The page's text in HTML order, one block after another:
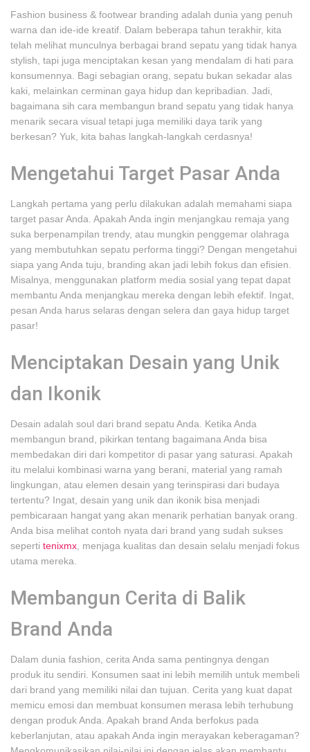
Fashion business & footwear branding adalah dunia yang penuh
warna dan ide-ide kreatif. Dalam beberapa tahun terakhir, kita
telah melihat munculnya berbagai brand sepatu yang tidak hanya
stylish, tapi juga menciptakan kesan yang mendalam di hati para
konsumennya. Bagi sebagian orang, sepatu bukan sekadar alas
kaki, melainkan cerminan gaya hidup dan kepribadian. Jadi,
bagaimana sih cara membangun brand sepatu yang tidak hanya
menarik secara visual tetapi juga memiliki daya tarik yang
berkesan? Yuk, kita bahas langkah-langkah cerdasnya!
Mengetahui Target Pasar Anda
Langkah pertama yang perlu dilakukan adalah memahami siapa
target pasar Anda. Apakah Anda ingin menjangkau remaja yang
suka berpenampilan trendy, atau mungkin penggemar olahraga
yang membutuhkan sepatu performa tinggi? Dengan mengetahui
siapa yang Anda tuju, branding akan jadi lebih fokus dan efisien.
Misalnya, menggunakan platform media sosial yang tepat dapat
membantu Anda menjangkau mereka dengan lebih efektif. Ingat,
pesan Anda harus selaras dengan selera dan gaya hidup target
pasar!
Menciptakan Desain yang Unik
dan Ikonik
Desain adalah soul dari brand sepatu Anda. Ketika Anda
membangun brand, pikirkan tentang bagaimana Anda bisa
membedakan diri dari kompetitor di pasar yang saturasi. Apakah
itu melalui kombinasi warna yang berani, material yang ramah
lingkungan, atau elemen desain yang terinspirasi dari budaya
tertentu? Ingat, desain yang unik dan ikonik bisa menjadi
pembicaraan hangat yang akan menarik perhatian banyak orang.
Anda bisa melihat contoh nyata dari brand yang sudah sukses
seperti tenixmx , menjaga kualitas dan desain selalu menjadi fokus
utama mereka.
Membangun Cerita di Balik
Brand Anda
Dalam dunia fashion, cerita Anda sama pentingnya dengan
produk itu sendiri. Konsumen saat ini lebih memilih untuk membeli
dari brand yang memiliki nilai dan tujuan. Cerita yang kuat dapat
memicu emosi dan membuat konsumen merasa lebih terhubung
dengan produk Anda. Apakah brand Anda berfokus pada
keberlanjutan, atau apakah Anda ingin merayakan keberagaman?